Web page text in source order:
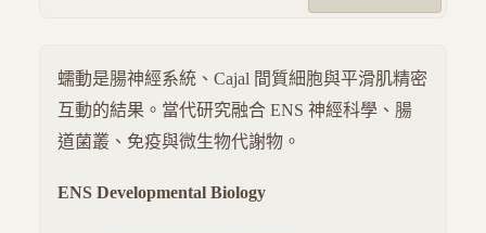
蠕動是腸神經系統、Cajal 間質細胞與平滑肌精密
互動的結果。當代研究融合 ENS 神經科學、腸
道菌叢、免疫與微生物代謝物。
ENS Developmental Biology